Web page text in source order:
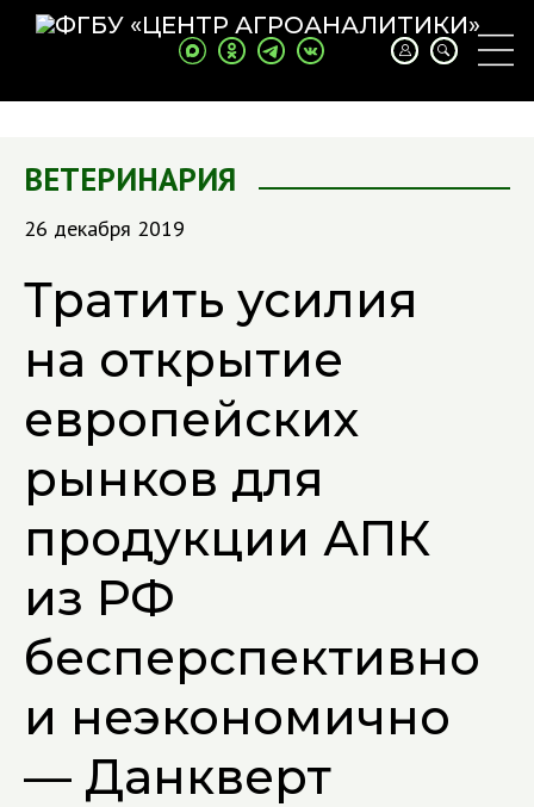
ВЕТЕРИНАРИЯ
26 декабря 2019
Тратить усилия
на открытие
европейских
рынков для
продукции АПК
из РФ
бесперспективно
и неэкономично
— Данкверт